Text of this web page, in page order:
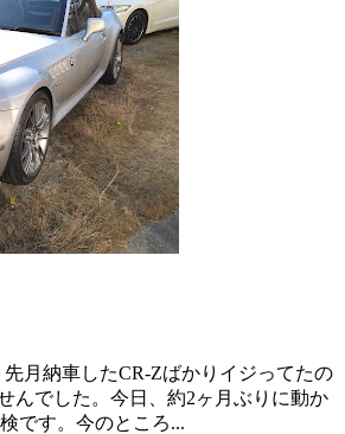
月納車したCR-Zばかりイジってたの
んでした。今日、約2ヶ月ぶりに動か
です。今のところ...